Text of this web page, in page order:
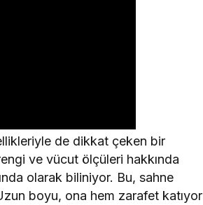
de dikkat çeken bir
ve vücut ölçüleri hakkında
olarak biliniyor. Bu, sahne
boyu, ona hem zarafet katıyor